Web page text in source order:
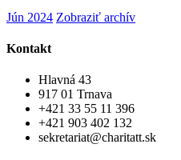
Jún 2024 Zobraziť archív
Kontakt
Hlavná 43
917 01 Trnava
+421 33 55 11 396
+421 903 402 132
sekretariat@charitatt.sk